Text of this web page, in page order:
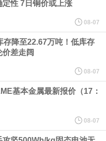
，公司逐步形成了包括一体化关节集
集成技术、机器人激光雷达全自研核
核心技术并已应用于公司的高性能通
产品。
防部长赫格塞思不满，称对赫格塞思
定性 7日铜价或上涨
08-07
存降至22.67万吨！低库存
价差走阔
08-07
基本金属最新报价（17：
08-07